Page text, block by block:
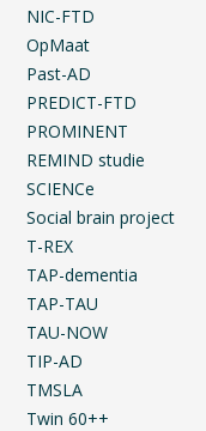
NIC-FTD
OpMaat
Past-AD
PREDICT-FTD
PROMINENT
REMIND studie
SCIENCe
Social brain project
T-REX
TAP-dementia
TAP-TAU
TAU-NOW
TIP-AD
TMSLA
Twin 60++